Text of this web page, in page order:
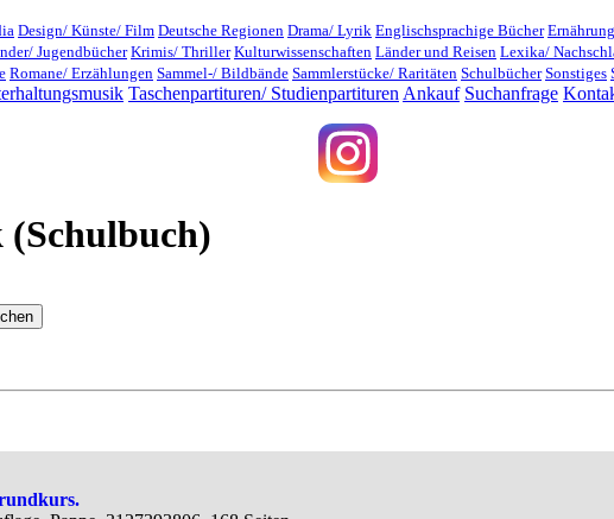
Design/ Künste/ Film Deutsche Regionen Drama/ Lyrik Englischsprachige Bücher
Jugendbücher Krimis/ Thriller Kulturwissenschaften Länder und Reisen Lexika/
Romane/ Erzählungen Sammel-/ Bildbände Sammlerstücke/ Raritäten Schulbücher Sonstiges
Taschenpartituren/ Studienpartituren Ankauf Suchanfrage